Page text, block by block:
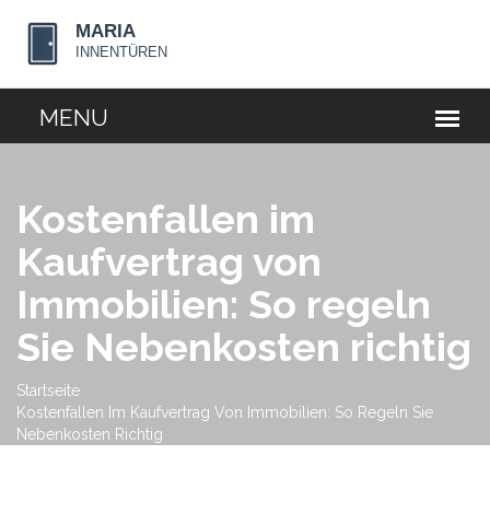
Kostenfallen im
Kaufvertrag von
Immobilien: So regeln
Sie Nebenkosten richtig
Startseite
Kostenfallen Im Kaufvertrag Von Immobilien: So Regeln Sie
Nebenkosten Richtig